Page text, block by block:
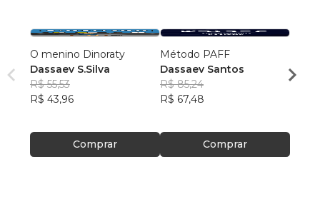
O menino Dinoraty
Dassaev S.Silva
R$ 55,53
R$ 43,96
Comprar
Método PAFF
Dassaev Santos
R$ 85,24
R$ 67,48
Comprar